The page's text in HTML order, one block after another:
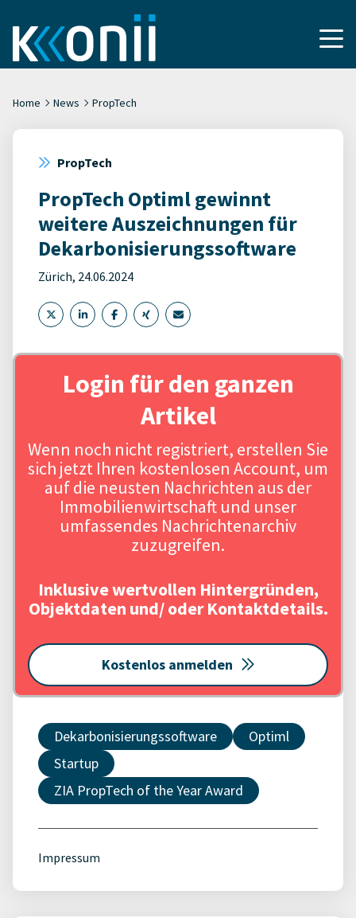
Home News PropTech
PropTech
PropTech Optiml gewinnt
weitere Auszeichnungen für
Dekarbonisierungssoftware
Zürich, 24.06.2024
Login für den ganzen
Artikel
Wenn noch nicht registriert, erstellen Sie
sich jetzt Ihren kostenlosen Account, um
auf die neusten Nachrichten aus der
Immobilienwirtschaft und unser
umfassendes Nachrichtenarchiv
zuzugreifen.
Inklusive wertvollen Hintergründen,
Objektdaten und/ oder Kontaktdetails.
Kostenlos anmelden
Dekarbonisierungssoftware
Optiml
Startup
ZIA PropTech of the Year Award
Impressum